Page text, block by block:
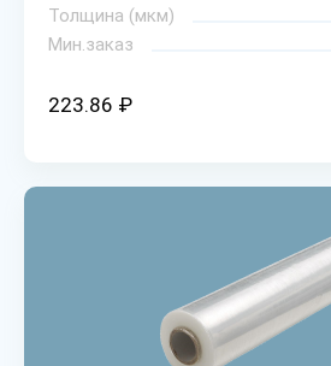
Толщина (мкм)
Мин.заказ
223.86 ₽